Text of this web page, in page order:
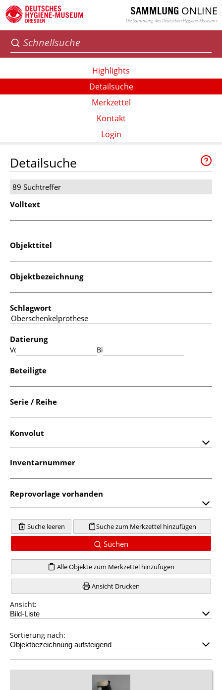
SAMMLUNG ONLINE
Die Sammlung des Deutschen Hygiene-Museums
Highlights
Detailsuche
Merkzettel
Kontakt
Login
Detailsuche
89 Suchtreffer
Volltext
Objekttitel
Objektbezeichnung
Schlagwort
Datierung
Von: Bis:
Beteiligte
Serie / Reihe
Konvolut
Inventarnummer
Reprovorlage vorhanden
Suche leeren Suche zum Merkzettel hinzufügen
Suchen
Alle Objekte zum Merkzettel hinzufügen
Ansicht Drucken
Ansicht:
Sortierung nach: